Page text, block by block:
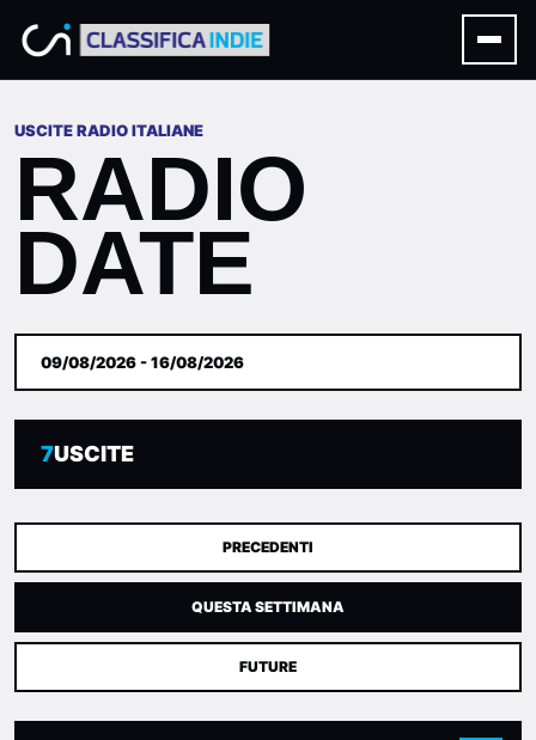
USCITE RADIO ITALIANE
RADIO
DATE
09/08/2026 - 16/08/2026
7USCITE
PRECEDENTI
QUESTA SETTIMANA
FUTURE